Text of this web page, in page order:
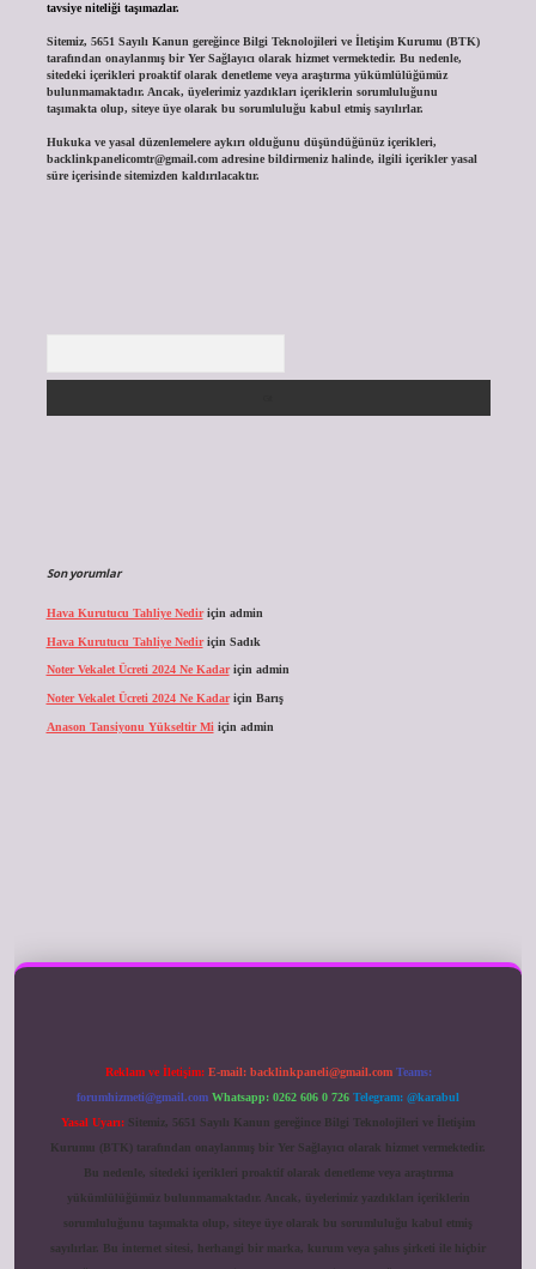
tavsiye niteliği taşımazlar.
Sitemiz, 5651 Sayılı Kanun gereğince Bilgi Teknolojileri ve İletişim Kurumu (BTK)
tarafından onaylanmış bir Yer Sağlayıcı olarak hizmet vermektedir. Bu nedenle,
sitedeki içerikleri proaktif olarak denetleme veya araştırma yükümlülüğümüz
bulunmamaktadır. Ancak, üyelerimiz yazdıkları içeriklerin sorumluluğunu
taşımakta olup, siteye üye olarak bu sorumluluğu kabul etmiş sayılırlar.
Hukuka ve yasal düzenlemelere aykırı olduğunu düşündüğünüz içerikleri,
backlinkpanelicomtr@gmail.comadresine bildirmeniz halinde, ilgili içerikler yasal
süre içerisinde sitemizden kaldırılacaktır.
Son yorumlar
Hava Kurutucu Tahliye Nediriçin admin
Hava Kurutucu Tahliye Nediriçin Sadık
Noter Vekalet Ücreti 2024 Ne Kadariçin admin
Noter Vekalet Ücreti 2024 Ne Kadariçin Barış
Anason Tansiyonu Yükseltir Mi için admin
Reklam ve İletişim: E-mail: backlinkpaneli@gmail.com Teams:
forumhizmeti@gmail.com Whatsapp: 0262 606 0 726 Telegram: @karabul
Yasal Uyarı: Sitemiz, 5651 Sayılı Kanun gereğince Bilgi Teknolojileri ve İletişim
Kurumu (BTK) tarafından onaylanmış bir Yer Sağlayıcı olarak hizmet vermektedir.
Bu nedenle, sitedeki içerikleri proaktif olarak denetleme veya araştırma
yükümlülüğümüz bulunmamaktadır. Ancak, üyelerimiz yazdıkları içeriklerin
sorumluluğunu taşımakta olup, siteye üye olarak bu sorumluluğu kabul etmiş
sayılırlar. Bu internet sitesi, herhangi bir marka, kurum veya şahıs şirketi ile hiçbir